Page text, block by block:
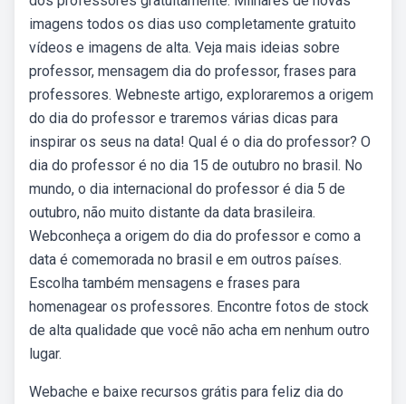
imagens todos os dias uso completamente gratuito
vídeos e imagens de alta. Veja mais ideias sobre
professor, mensagem dia do professor, frases para
professores. Webneste artigo, exploraremos a origem
do dia do professor e traremos várias dicas para
inspirar os seus na data! Qual é o dia do professor? O
dia do professor é no dia 15 de outubro no brasil. No
mundo, o dia internacional do professor é dia 5 de
outubro, não muito distante da data brasileira.
Webconheça a origem do dia do professor e como a
data é comemorada no brasil e em outros países.
Escolha também mensagens e frases para
homenagear os professores. Encontre fotos de stock
de alta qualidade que você não acha em nenhum outro
lugar.
Webache e baixe recursos grátis para feliz dia do